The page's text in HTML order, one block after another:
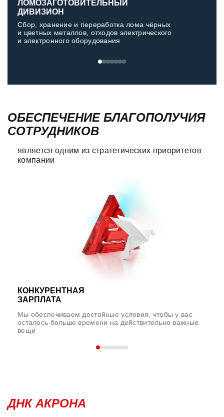
ЛОМОЗАГОТОВИТЕЛЬНЫЙ
ДИВИЗИОН
Сбор, хранение и переработка лома чёрных
и цветных металлов, отходов электрического
и электронного оборудования
ОБЕСПЕЧЕНИЕ БЛАГОПОЛУЧИЯ
СОТРУДНИКОВ
является одним из стратегических приоритетов
компании
КОНКУРЕНТНАЯ
ЗАРПЛАТА
Мы обеспечиваем достойные условия, чтобы у вас
осталось больше времени на действительно важные
вещи
ДНК АКРОНА